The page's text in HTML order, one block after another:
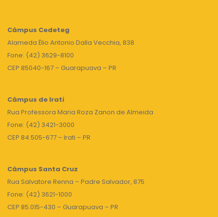
Câmpus Cedeteg
Alameda Élio Antonio Dalla Vecchia, 838
Fone: (42) 3629-8100
CEP 85040-167 – Guarapuava – PR
Câmpus de Irati
Rua Professora Maria Roza Zanon de Almeida
Fone: (42) 3421-3000
CEP 84.505-677 – Irati – PR
Câmpus Santa Cruz
Rua Salvatore Renna – Padre Salvador, 875
Fone: (42) 3621-1000
CEP 85.015-430 – Guarapuava – PR